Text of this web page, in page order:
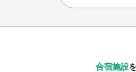
合宿施設